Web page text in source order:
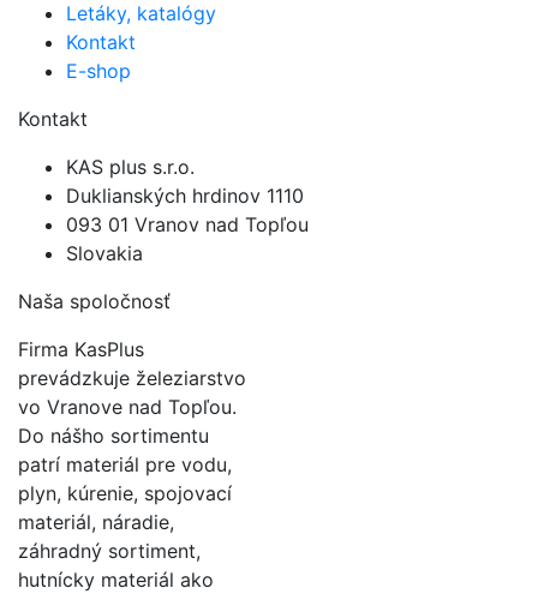
Letáky, katalógy
Kontakt
E-shop
Kontakt
KAS plus s.r.o.
Duklianských hrdinov 1110
093 01 Vranov nad Topľou
Slovakia
Naša spoločnosť
Firma KasPlus
prevádzkuje železiarstvo
vo Vranove nad Topľou.
Do nášho sortimentu
patrí materiál pre vodu,
plyn, kúrenie, spojovací
materiál, náradie,
záhradný sortiment,
hutnícky materiál ako